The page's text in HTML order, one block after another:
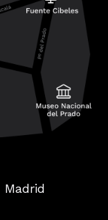
Madrid